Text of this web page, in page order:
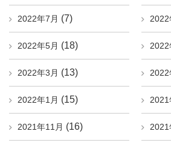
2022年7月 (7) 2022
2022年5月 (18) 2022
2022年3月 (13) 2022
2022年1月 (15) 2021
2021年11月 (16) 2021